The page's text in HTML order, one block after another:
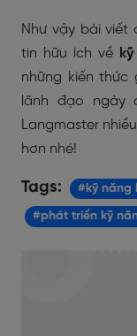
Như vậy bài viết
tin hữu ích về
những kiến thức
lãnh đạo ngày
Langmaster
hơn nhé!
Tags: #kỹ năng
#phát triển kỹ